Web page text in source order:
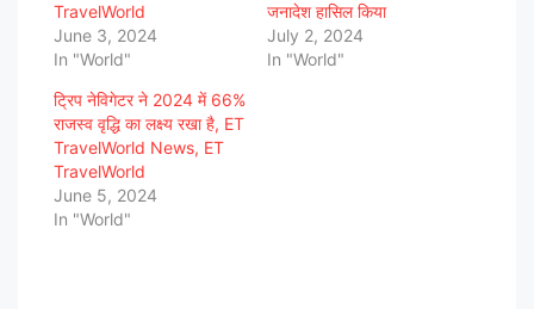
TravelWorld
June 3, 2024
In "World"
जनादेश हासिल किया
July 2, 2024
In "World"
ट्रिप नेविगेटर ने 2024 में 66%
राजस्व वृद्धि का लक्ष्य रखा है, ET
TravelWorld News, ET
TravelWorld
June 5, 2024
In "World"